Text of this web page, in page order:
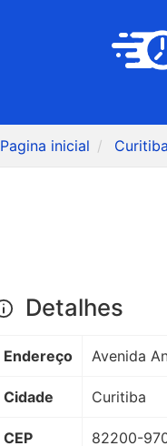
Pagina inicial Curitiba
Detalhes
Endereço Avenida
Cidade Curitiba
CEP 82200-